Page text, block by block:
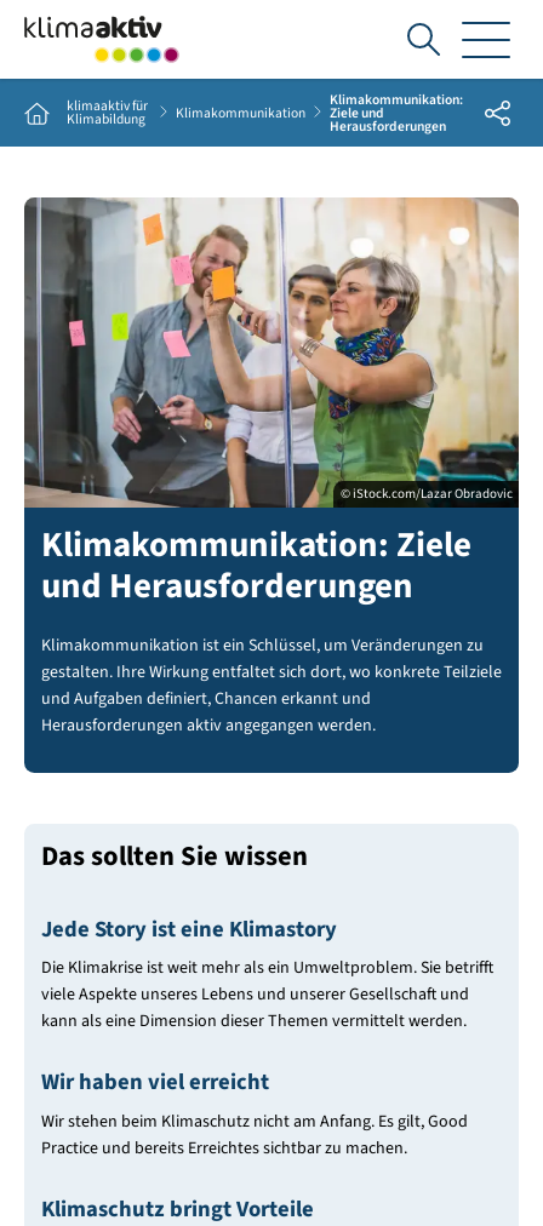
Ich
suche...
Home klimaaktiv für
Klimabildung Klimakommunikation
Klimakommunikation:
Ziele und
Herausforderungen
Share
© iStock.com/Lazar Obradovic
Klimakommunikation: Ziele
und Herausforderungen
Klimakommunikation ist ein Schlüssel, um Veränderungen zu
gestalten. Ihre Wirkung entfaltet sich dort, wo konkrete Teilziele
und Aufgaben definiert, Chancen erkannt und
Herausforderungen aktiv angegangen werden.
Das sollten Sie wissen
Jede Story ist eine Klimastory
Die Klimakrise ist weit mehr als ein Umweltproblem. Sie betrifft
viele Aspekte unseres Lebens und unserer Gesellschaft und
kann als eine Dimension dieser Themen vermittelt werden.
Wir haben viel erreicht
Wir stehen beim Klimaschutz nicht am Anfang. Es gilt, Good
Practice und bereits Erreichtes sichtbar zu machen.
Klimaschutz bringt Vorteile